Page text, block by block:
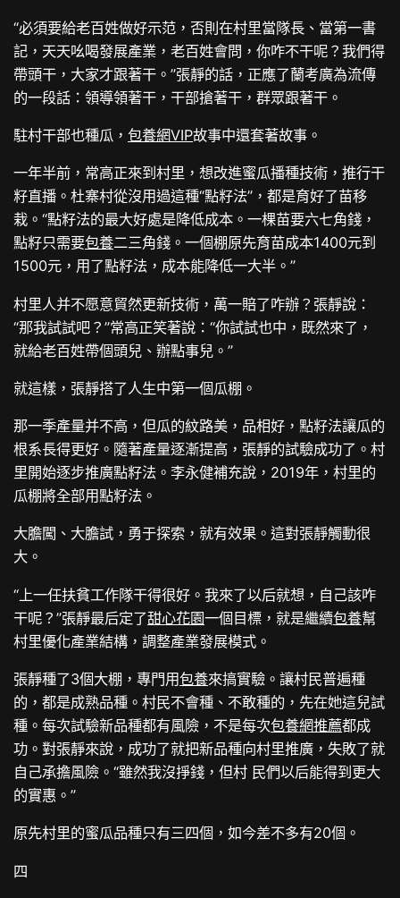
“必須要給老百姓做好示范，否則在村里當隊長、當第一書
記，天天吆喝發展產業，老百姓會問，你咋不干呢？我們得
帶頭干，大家才跟著干。”張靜的話，正應了蘭考廣為流傳
的一段話：領導領著干，干部搶著干，群眾跟著干。
駐村干部也種瓜，包養網VIP故事中還套著故事。
一年半前，常高正來到村里，想改進蜜瓜播種技術，推行干
籽直播。杜寨村從沒用過這種“點籽法”，都是育好了苗移
栽。“點籽法的最大好處是降低成本。一棵苗要六七角錢，
點籽只需要包養二三角錢。一個棚原先育苗成本1400元到
1500元，用了點籽法，成本能降低一大半。”
村里人并不愿意貿然更新技術，萬一賠了咋辦？張靜說：
“那我試試吧？”常高正笑著說：“你試試也中，既然來了，
就給老百姓帶個頭兒、辦點事兒。”
就這樣，張靜搭了人生中第一個瓜棚。
那一季產量并不高，但瓜的紋路美，品相好，點籽法讓瓜的
根系長得更好。隨著產量逐漸提高，張靜的試驗成功了。村
里開始逐步推廣點籽法。李永健補充說，2019年，村里的
瓜棚將全部用點籽法。
大膽闖、大膽試，勇于探索，就有效果。這對張靜觸動很
大。
“上一任扶貧工作隊干得很好。我來了以后就想，自己該咋
干呢？”張靜最后定了甜心花園一個目標，就是繼續包養幫
村里優化產業結構，調整產業發展模式。
張靜種了3個大棚，專門用包養來搞實驗。讓村民普遍種
的，都是成熟品種。村民不會種、不敢種的，先在她這兒試
種。每次試驗新品種都有風險，不是每次包養網推薦都成
功。對張靜來說，成功了就把新品種向村里推廣，失敗了就
自己承擔風險。“雖然我沒掙錢，但村 民們以后能得到更大
的實惠。”
原先村里的蜜瓜品種只有三四個，如今差不多有20個。
四